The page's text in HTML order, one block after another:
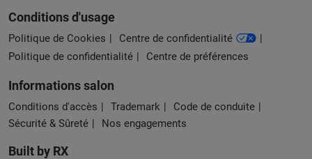
Conditions d'usage
Politique de Cookies
Centre de confidentialité
Politique de confidentialité
Centre de préférences
Informations salon
Conditions d'accès Trademark
Code de conduite
Sécurité & Sûreté
Nos engagements
Built by RX